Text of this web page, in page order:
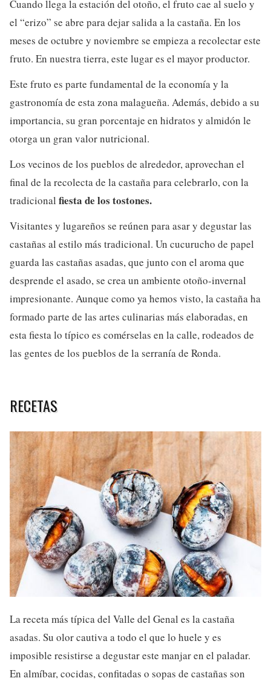
Cuando llega la estación del otoño, el fruto cae al suelo y
el “erizo” se abre para dejar salida a la castaña. En los
meses de octubre y noviembre se empieza a recolectar este
fruto. En nuestra tierra, este lugar es el mayor productor.
Este fruto es parte fundamental de la economía y la
gastronomía de esta zona malagueña. Además, debido a su
importancia, su gran porcentaje en hidratos y almidón le
otorga un gran valor nutricional.
Los vecinos de los pueblos de alrededor, aprovechan el
final de la recolecta de la castaña para celebrarlo, con la
tradicional fiesta de los tostones.
Visitantes y lugareños se reúnen para asar y degustar las
castañas al estilo más tradicional. Un cucurucho de papel
guarda las castañas asadas, que junto con el aroma que
desprende el asado, se crea un ambiente otoño-invernal
impresionante. Aunque como ya hemos visto, la castaña ha
formado parte de las artes culinarias más elaboradas, en
esta fiesta lo típico es comérselas en la calle, rodeados de
las gentes de los pueblos de la serranía de Ronda.
RECETAS
La receta más típica del Valle del Genal es la castaña
asadas. Su olor cautiva a todo el que lo huele y es
imposible resistirse a degustar este manjar en el paladar.
En almíbar, cocidas, confitadas o sopas de castañas son